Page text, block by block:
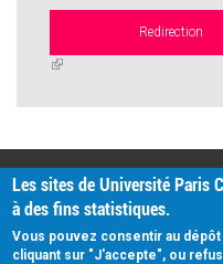
Redirection
(link
PRATIQUE
Plan d'accès
Intranet
Mentions légales
Données personnelles
Les sites de Université Paris
à des fins statistiques.
Vous pouvez consentir au
cliquant sur "J'accepte", ou